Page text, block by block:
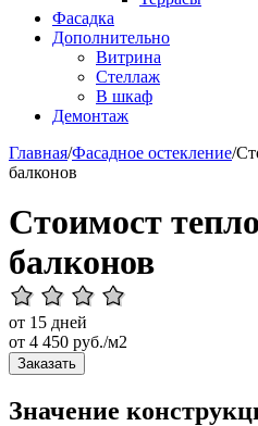
Фасадка
Дополнительно
Витрина
Стеллаж
В шкаф
Демонтаж
Главная/Фасадное остекление/
балконов
Стоимост
балконов
от 15 дней
от 4 450 руб./м2
Заказать
Значение